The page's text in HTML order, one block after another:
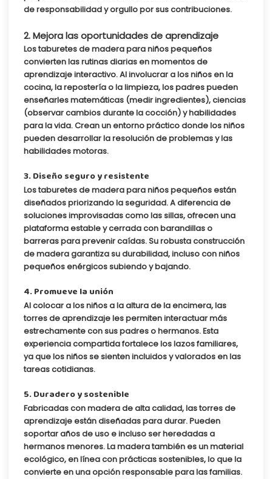
de responsabilidad y orgullo por sus contribuciones.
2. Mejora las oportunidades de aprendizaje
Los taburetes de madera para niños pequeños
convierten las rutinas diarias en momentos de
aprendizaje interactivo. Al involucrar a los niños en la
cocina, la repostería o la limpieza, los padres pueden
enseñarles matemáticas (medir ingredientes), ciencias
(observar cambios durante la cocción) y habilidades
para la vida. Crean un entorno práctico donde los niños
pueden desarrollar la resolución de problemas y las
habilidades motoras.
3. Diseño seguro y resistente
Los taburetes de madera para niños pequeños están
diseñados priorizando la seguridad. A diferencia de
soluciones improvisadas como las sillas, ofrecen una
plataforma estable y cerrada con barandillas o
barreras para prevenir caídas. Su robusta construcción
de madera garantiza su durabilidad, incluso con niños
pequeños enérgicos subiendo y bajando.
4. Promueve la unión
Al colocar a los niños a la altura de la encimera, las
torres de aprendizaje les permiten interactuar más
estrechamente con sus padres o hermanos. Esta
experiencia compartida fortalece los lazos familiares,
ya que los niños se sienten incluidos y valorados en las
tareas cotidianas.
5. Duradero y sostenible
Fabricadas con madera de alta calidad, las torres de
aprendizaje están diseñadas para durar. Pueden
soportar años de uso e incluso ser heredadas a
hermanos menores. La madera también es un material
ecológico, en línea con prácticas sostenibles, lo que la
convierte en una opción responsable para las familias.